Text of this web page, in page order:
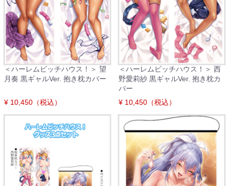
＜ハーレムビッチハウス！＞ 望
月奏 黒ギャルVer. 抱き枕カバー
¥ 10,450（税込）
＜ハーレムビッチハウス！＞ 西
野愛莉紗 黒ギャルVer. 抱き枕カ
バー
¥ 10,450（税込）